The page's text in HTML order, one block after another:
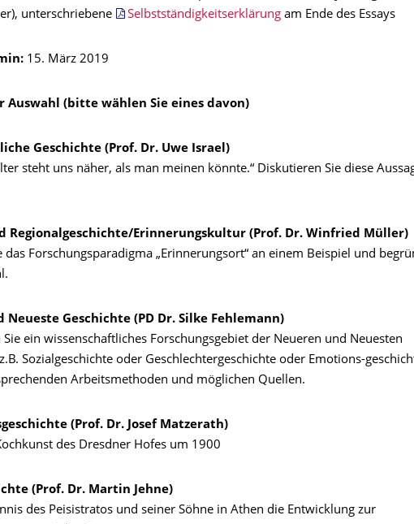
unterschriebene
Selbstständigkeitserklärung am Ende des Essays
15. März 2019
Auswahl (bitte wählen Sie eines davon)
Geschichte (Prof. Dr. Uwe Israel)
steht uns näher, als man meinen könnte.“ Diskutieren Sie diese
Regionalgeschichte/Erinnerungskultur (Prof. Dr. Winfried Müller)
das Forschungsparadigma „Erinnerungsort“ an einem Beispiel und
Neueste Geschichte (PD Dr. Silke Fehlemann)
Sie ein wissenschaftliches Forschungsgebiet der Neueren und Neuesten
Sozialgeschichte oder Geschlechtergeschichte oder Emotions-
Arbeitsmethoden und möglichen Quellen.
(Prof. Dr. Josef Matzerath)
des Dresdner Hofes um 1900
(Prof. Dr. Martin Jehne)
des Peisistratos und seiner Söhne in Athen die Entwicklung zur